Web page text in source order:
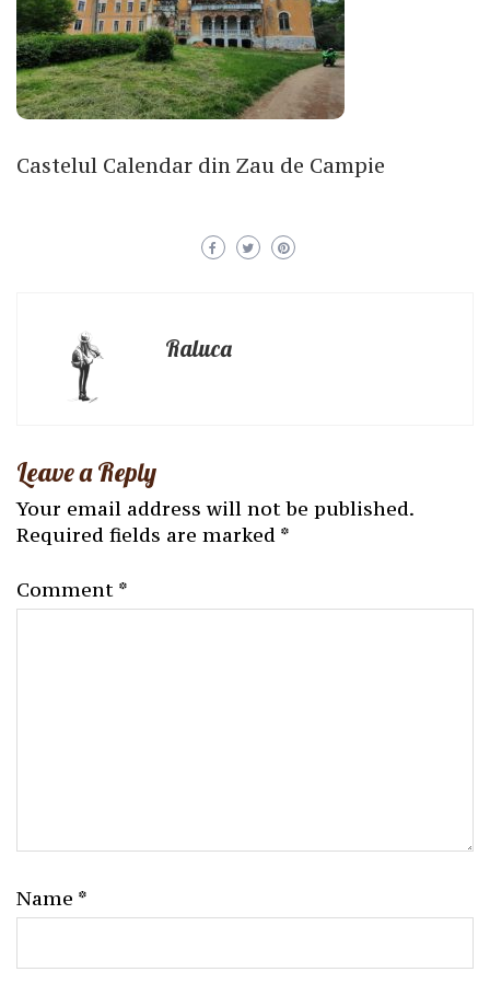
Castelul Calendar din Zau de Campie
Raluca
Leave a Reply
Your email address will not be published.
Required fields are marked *
Comment *
Name *